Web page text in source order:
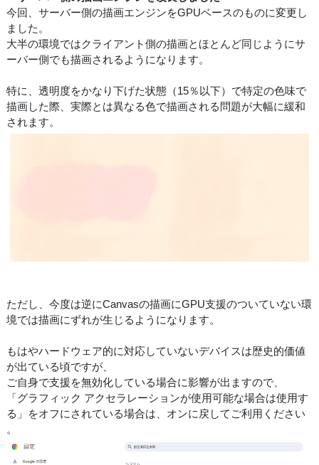
今回、サーバー側の描画エンジンをGPUベースのものに変更し
ました。
大半の環境ではクライアント側の描画とほとんど同じようにサ
ーバー側でも描画されるようになります。
特に、透明度をかなり下げた状態（15％以下）で特定の色味で
描画した際、実際とは異なる色で描画される問題が大幅に緩和
されます。
ただし、今度は逆にCanvasの描画にGPU支援のついていない環
境では描画にずれが生じるようになります。
もはやハードウェア的に対応していないデバイスは歴史的価値
が出ている頃ですが、
ご自身で支援を無効化している場合に影響が出ますので、
「グラフィック アクセラレーションが使用可能な場合は使用す
る」をオフにされている場合は、オンに戻してご利用ください
。